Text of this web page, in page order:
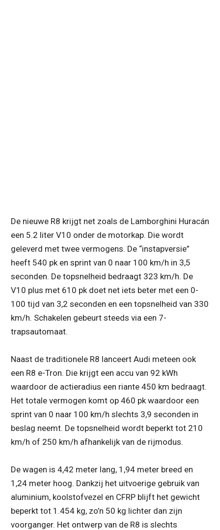
De nieuwe R8 krijgt net zoals de Lamborghini Huracán
een 5.2 liter V10 onder de motorkap. Die wordt
geleverd met twee vermogens. De “instapversie”
heeft 540 pk en sprint van 0 naar 100 km/h in 3,5
seconden. De topsnelheid bedraagt 323 km/h. De
V10 plus met 610 pk doet net iets beter met een 0-
100 tijd van 3,2 seconden en een topsnelheid van 330
km/h. Schakelen gebeurt steeds via een 7-
trapsautomaat.
Naast de traditionele R8 lanceert Audi meteen ook
een R8 e-Tron. Die krijgt een accu van 92 kWh
waardoor de actieradius een riante 450 km bedraagt.
Het totale vermogen komt op 460 pk waardoor een
sprint van 0 naar 100 km/h slechts 3,9 seconden in
beslag neemt. De topsnelheid wordt beperkt tot 210
km/h of 250 km/h afhankelijk van de rijmodus.
De wagen is 4,42 meter lang, 1,94 meter breed en
1,24 meter hoog. Dankzij het uitvoerige gebruik van
aluminium, koolstofvezel en CFRP blijft het gewicht
beperkt tot 1.454 kg, zo’n 50 kg lichter dan zijn
voorganger. Het ontwerp van de R8 is slechts